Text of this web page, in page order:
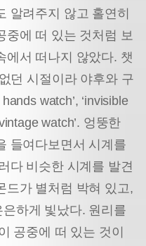
알려주지 않고 홀연히
중에 떠 있는 것처럼 보
에서 떠나지 않았다. 챗
던 시절이라 야후와 구
watch’, ‘invisible
watch’. 엉뚱한
들여다보면서 시계를
다 비슷한 시계를 발견
드가 별처럼 박혀 있고,
하게 빛났다. 원리를
공중에 떠 있는 것이